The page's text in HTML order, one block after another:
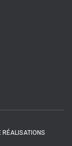
RÉALISATIONS